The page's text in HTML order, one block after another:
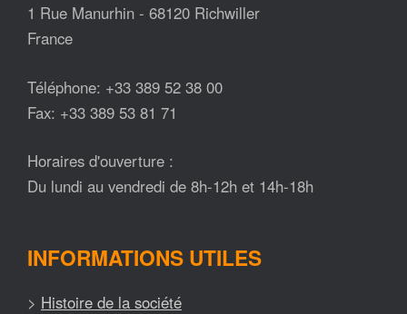
1 Rue Manurhin - 68120 Richwiller
France
Téléphone: +33 389 52 38 00
Fax: +33 389 53 81 71
Horaires d'ouverture :
Du lundi au vendredi de 8h-12h et 14h-18h
INFORMATIONS UTILES
> Histoire de la société